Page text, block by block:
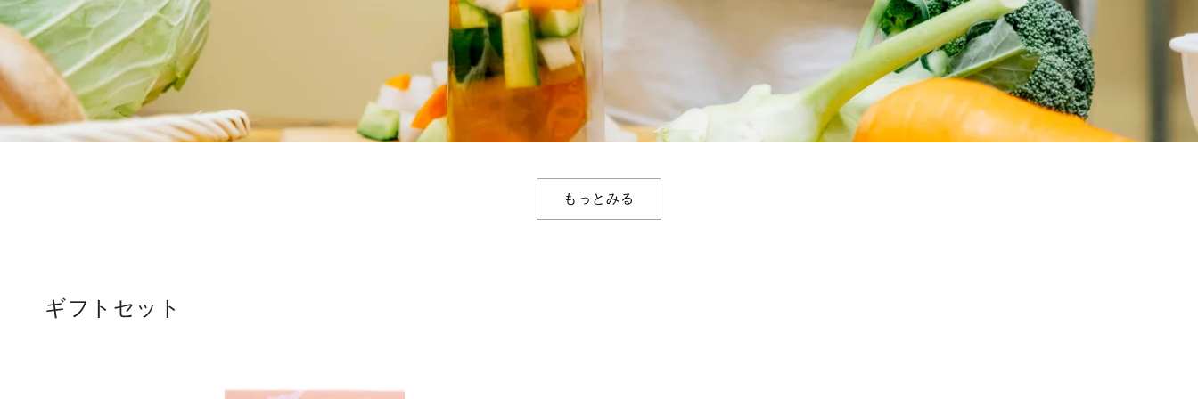
もっとみる
ギフトセット